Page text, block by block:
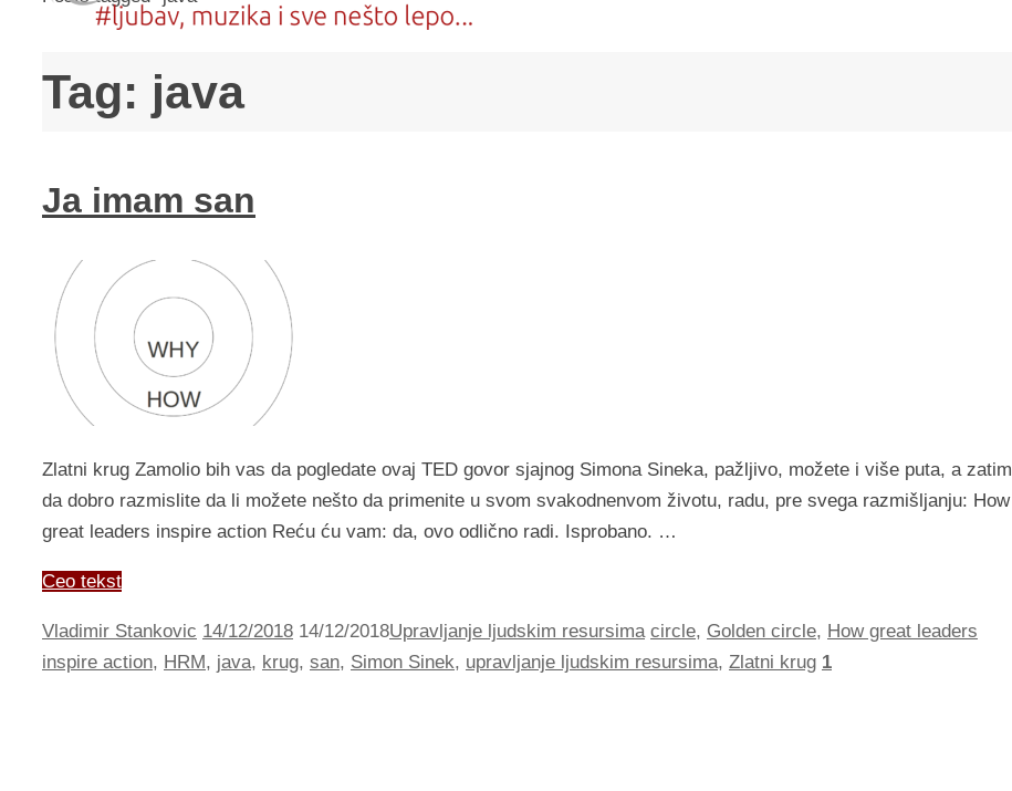
Tag: java
Ja imam san
Zlatni krug Zamolio bih vas da pogledate ovaj TED govor sjajnog Simona Sineka, pažljivo, možete i više puta, a zatim
da dobro razmislite da li možete nešto da primenite u svom svakodnenvom životu, radu, pre svega razmišljanju: How
great leaders inspire action Reću ću vam: da, ovo odlično radi. Isprobano. …
Ceo tekst
Vladimir Stankovic 14/12/2018 14/12/2018Upravljanje ljudskim resursima circle, Golden circle, How great leaders
inspire action, HRM, java, krug, san, Simon Sinek, upravljanje ljudskim resursima, Zlatni krug 1